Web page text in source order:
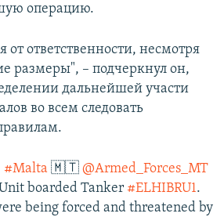
операцию.
ответственности, несмотря
размеры", – подчеркнул он,
дальнейшей участи
во всем следовать
#Malta 🇲🇹 @Armed_Forces_MT
boarded Tanker #ELHIBRU1.
being forced and threatened by